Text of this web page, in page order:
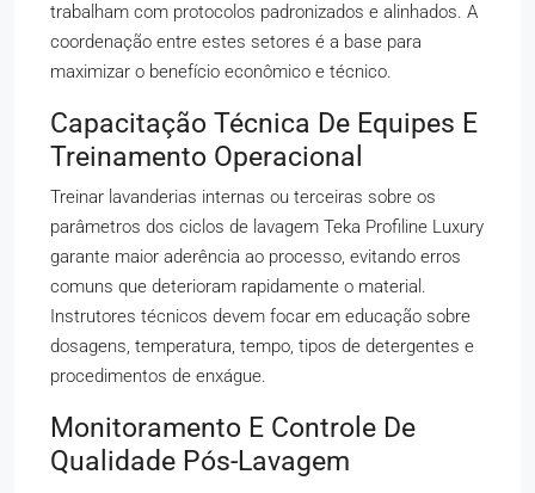
trabalham com protocolos padronizados e alinhados. A
coordenação entre estes setores é a base para
maximizar o benefício econômico e técnico.
Capacitação Técnica De Equipes E
Treinamento Operacional
Treinar lavanderias internas ou terceiras sobre os
parâmetros dos ciclos de lavagem Teka Profiline Luxury
garante maior aderência ao processo, evitando erros
comuns que deterioram rapidamente o material.
Instrutores técnicos devem focar em educação sobre
dosagens, temperatura, tempo, tipos de detergentes e
procedimentos de enxágue.
Monitoramento E Controle De
Qualidade Pós-Lavagem